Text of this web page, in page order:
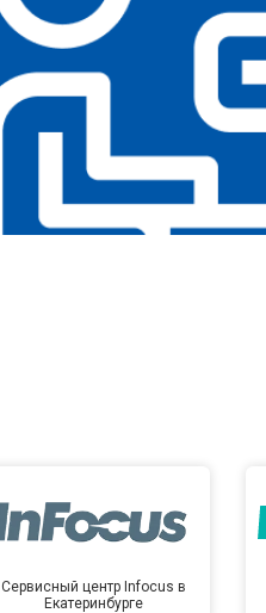
Сервисный центр Infocus в
Екатеринбурге